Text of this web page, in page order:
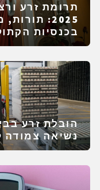
תרומת זרע
2025:
בכנסיות
הובלת זרע
נשיאה צמודה